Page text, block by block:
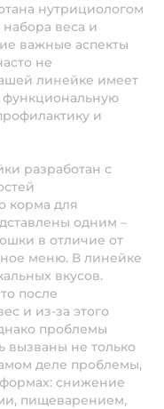
нутрициологом
веса и
важные аспекты
не
линейке имеет
функциональную
и
разработан с
корма для
одним –
в отличие от
меню. В линейке
вкусов.
после
и из-за этого
проблемы
вызваны не только
деле проблемы,
снижение
пищеварением,